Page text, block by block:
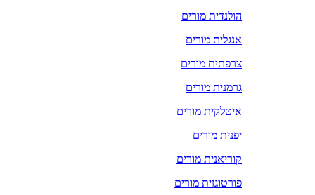
הולנדית מורים
אנגלית מורים
צרפתית מורים
גרמנית מורים
איטלקית מורים
יפנית מורים
קוריאנית מורים
פורטוגזית מורים